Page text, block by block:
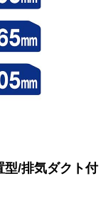
型/排気ダクト付